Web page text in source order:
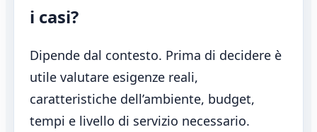
i casi?
Dipende dal contesto. Prima di decidere è
utile valutare esigenze reali,
caratteristiche dell’ambiente, budget,
tempi e livello di servizio necessario.